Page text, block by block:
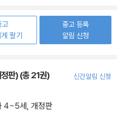
고
팔기
중고 등록
알림 신청
판) (총 21권) 신간알림 신청
4~5세, 개정판